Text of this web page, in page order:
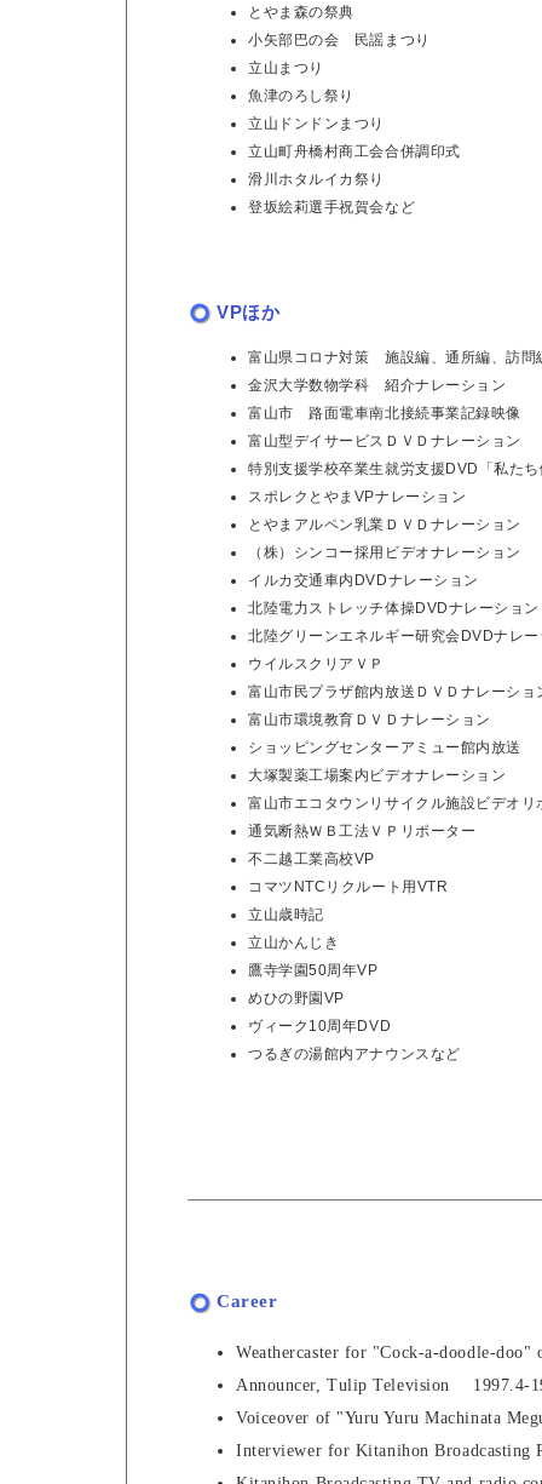
とやま森の祭典
小矢部巴の会 民謡まつり
立山まつり
魚津のろし祭り
立山ドンドンまつり
立山町舟橋村商工会合併調印式
滑川ホタルイカ祭り
登坂絵莉選手祝賀会など
VPほか
富山県コロナ対策 施設編、通所編、訪問
金沢大学数物学科 紹介ナレーション
富山市 路面電車南北接続事業記録映像
富山型デイサービスＤＶＤナレーション
特別支援学校卒業生就労支援DVD「私た
スポレクとやまVPナレーション
とやまアルペン乳業ＤＶＤナレーション
（株）シンコー採用ビデオナレーション
イルカ交通車内DVDナレーション
北陸電力ストレッチ体操DVDナレーション
北陸グリーンエネルギー研究会DVDナレ
ウイルスクリアＶＰ
富山市民プラザ館内放送ＤＶＤナレーショ
富山市環境教育ＤＶＤナレーション
ショッピングセンターアミュー館内放送
大塚製薬工場案内ビデオナレーション
富山市エコタウンリサイクル施設ビデオリ
通気断熱ＷＢ工法ＶＰリポーター
不二越工業高校VP
コマツNTCリクルート用VTR
立山歳時記
立山かんじき
鷹寺学園50周年VP
めひの野園VP
ヴィーク10周年DVD
つるぎの湯館内アナウンスなど
Career
Weathercaster for "Cock-a-doodle-
Announcer, Tulip Television 1997.4-
Voiceover of "Yuru Yuru Machinata
Interviewer for Kitanihon